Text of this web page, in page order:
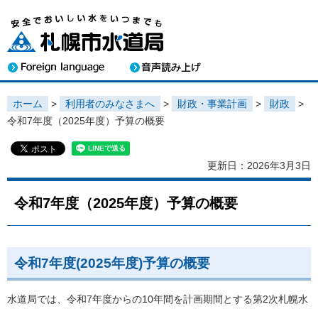
ホーム > 利用者のみなさまへ > 財政・事業計画 > 財政
>
令和7年度（2025年度）予算の概要
更新日：2026年3月3日
令和7年度（2025年度）予算の概要
令和7年度(2025年度)予算の概要
水道局では、令和7年度からの10年間を計画期間とする第2次札幌水